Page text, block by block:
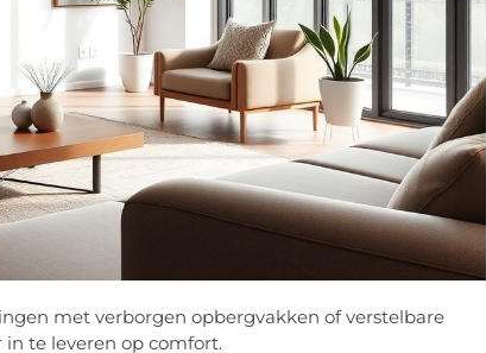
met verborgen opbergvakken of verstelbare
te leveren op comfort.